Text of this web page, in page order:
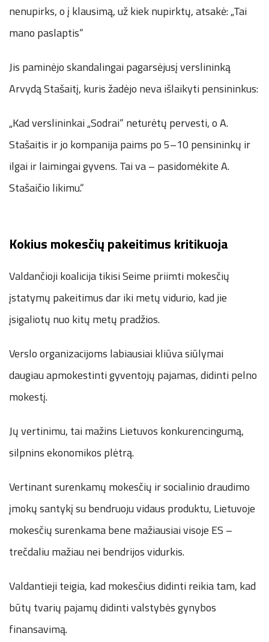
nenupirks, o į klausimą, už kiek nupirktų, atsakė: „Tai
mano paslaptis“
Jis paminėjo skandalingai pagarsėjusį verslininką
Arvydą Stašaitį, kuris žadėjo neva išlaikyti pensininkus:
„Kad verslininkai „Sodrai“ neturėtų pervesti, o A.
Stašaitis ir jo kompanija paims po 5–10 pensininkų ir
ilgai ir laimingai gyvens. Tai va – pasidomėkite A.
Stašaičio likimu.“
Kokius mokesčių pakeitimus kritikuoja
Valdančioji koalicija tikisi Seime priimti mokesčių
įstatymų pakeitimus dar iki metų vidurio, kad jie
įsigaliotų nuo kitų metų pradžios.
Verslo organizacijoms labiausiai kliūva siūlymai
daugiau apmokestinti gyventojų pajamas, didinti pelno
mokestį.
Jų vertinimu, tai mažins Lietuvos konkurencingumą,
silpnins ekonomikos plėtrą.
Vertinant surenkamų mokesčių ir socialinio draudimo
įmokų santykį su bendruoju vidaus produktu, Lietuvoje
mokesčių surenkama bene mažiausiai visoje ES –
trečdaliu mažiau nei bendrijos vidurkis.
Valdantieji teigia, kad mokesčius didinti reikia tam, kad
būtų tvarių pajamų didinti valstybės gynybos
finansavimą.